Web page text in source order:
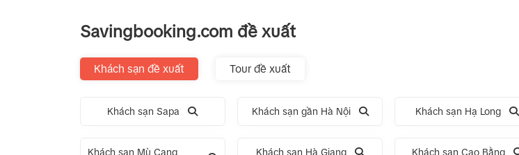
Savingbooking.com đề xuất
Khách sạn đề xuất Tour đề xuất
Khách sạn Sapa Khách sạn gần Hà Nội Khách sạn Hạ Long
Khách sạn Mù Cang
Khách sạn Hà Giang Khách sạn Cao Bằng